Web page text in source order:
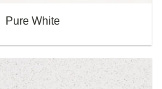
Pure White